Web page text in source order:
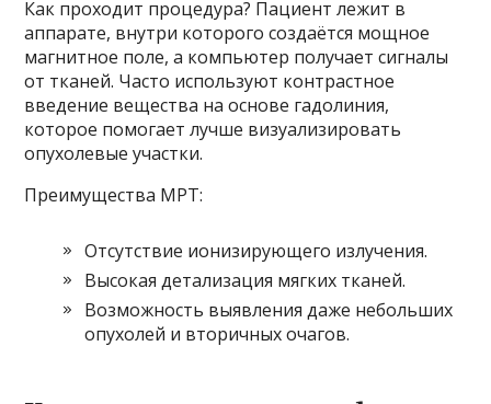
Как проходит процедура? Пациент лежит в
аппарате, внутри которого создаётся мощное
магнитное поле, а компьютер получает сигналы
от тканей. Часто используют контрастное
введение вещества на основе гадолиния,
которое помогает лучше визуализировать
опухолевые участки.
Преимущества МРТ:
Отсутствие ионизирующего излучения.
Высокая детализация мягких тканей.
Возможность выявления даже небольших
опухолей и вторичных очагов.